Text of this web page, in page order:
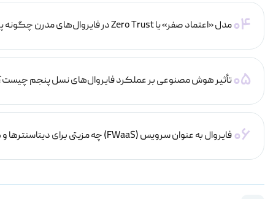
04مدل «اعتماد صفر» یا Zero Trust در فایروال‌های مدرن چگونه پیاده‌سازی می‌شود؟
05تأثیر هوش مصنوعی بر عملکرد فایروال‌های نسل پنجم
06فایروال به عنوان سرویس (FWaaS) چه مزیتی برای دیتاسنترها و هاستینگ‌ها دارد؟